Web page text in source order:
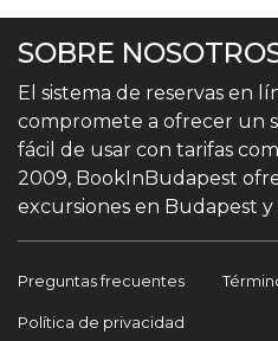
SOBRE
El sistema de reservas en
compromete a ofrecer un
fácil de usar con tarifas
2009, BookInBudapest
excursiones en Budapest
Preguntas frecuentes
Política de privacidad